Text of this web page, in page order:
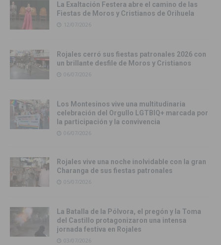
La Exaltación Festera abre el camino de las
Fiestas de Moros y Cristianos de Orihuela
12/07/2026
Rojales cerró sus fiestas patronales 2026 con
un brillante desfile de Moros y Cristianos
06/07/2026
Los Montesinos vive una multitudinaria
celebración del Orgullo LGTBIQ+ marcada por
la participación y la convivencia
06/07/2026
Rojales vive una noche inolvidable con la gran
Charanga de sus fiestas patronales
05/07/2026
La Batalla de la Pólvora, el pregón y la Toma
del Castillo protagonizaron una intensa
jornada festiva en Rojales
03/07/2026